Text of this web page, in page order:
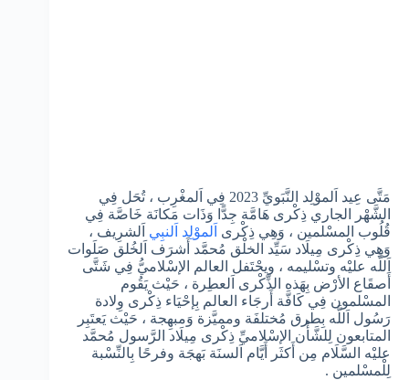
مَتَّى عِيد اَلموْلِد النَّبَويِّ 2023 فِي اَلمغْرِب ، تُحَل فِي
الشَّهْر الجاري ذِكْرى هَامَّة جِدًّا وَذَات مَكانَة خَاصَّة فِي
قُلُوب المسْلمين ، وَهِي ذِكْرى اَلموْلِد اَلنبِي اَلشرِيف ،
وَهِي ذِكْرى مِيلَاد سَيِّد الخلْق مُحمَّد أَشرَف اَلخُلق صَلَوات
اَللَّه عليْه وتسْليمه ، ويحْتَفل العالم الإسْلاميُّ فِي شَتَّى
أَصقَاع الأرْض بِهَذه الذِّكْرى اَلعطِرة ، حَيْث يَقُوم
المسْلمون فِي كَافَّة أَرجَاء العالم بِإحْيَاء ذِكْرى وِلادة
رَسُول اَللَّه بِطرق مُختلفَة ومميَّزة وَمبهِجة ، حَيْث يَعتَبِر
المتابعون لِلشَّأْن الإسْلاميِّ ذِكْرى مِيلَاد الرَّسول مُحمَّد
عليْه السَّلَام مِن أَكثَر أَيَّام اَلسنَة بَهجَة وفرحًا بِالنِّسْبة
لِلْمسْلمين .